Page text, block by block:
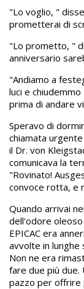
"Lo voglio, "
prometterai di
"Lo prometto, "
anniversario
"Andiamo a
luci e
prima di andare
Speravo di
chiamata
il Dr. von
comunicava la
"Rovinato!
convoce rotta, e
Quando arrivai
dell'odore
EPICAC era
avvolte in lunghe
Non ne era
fare due più
pazzo per offrire